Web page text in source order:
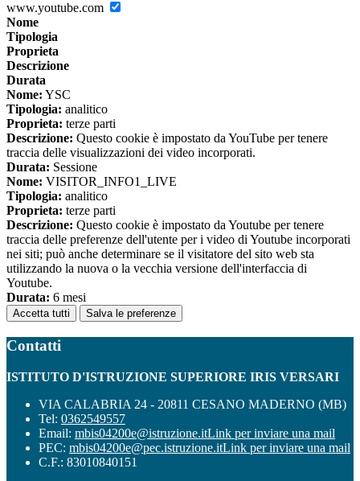
www.youtube.com
Nome
Tipologia
Proprieta
Descrizione
Durata
Nome: YSC
Tipologia: analitico
Proprieta: terze parti
Descrizione: Questo cookie è impostato da YouTube per tenere
traccia delle visualizzazioni dei video incorporati.
Durata: Sessione
Nome: VISITOR_INFO1_LIVE
Tipologia: analitico
Proprieta: terze parti
Descrizione: Questo cookie è impostato da Youtube per tenere
traccia delle preferenze dell'utente per i video di Youtube incorporati
nei siti; può anche determinare se il visitatore del sito web sta
utilizzando la nuova o la vecchia versione dell'interfaccia di
Youtube.
Durata: 6 mesi
Accetta tutti Salva le preferenze
Contatti
ISTITUTO D'ISTRUZIONE SUPERIORE IRIS VERSARI
VIA CALABRIA 24 - 20811 CESANO MADERNO (MB)
Tel: 0362549557
Email: mbis04200e@istruzione.itLink per inviare una mail
PEC: mbis04200e@pec.istruzione.itLink per inviare una mail
C.F.: 83010840151